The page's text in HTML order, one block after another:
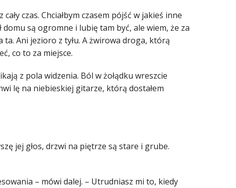
czas. Chciałbym czasem pójść w jakieś inne
są ogromne i lubię tam być, ale wiem, że za
Ani jezioro z tyłu. A żwirowa droga, którą
co to za miejsce.
z pola widzenia. Ból w żołądku wreszcie
lę na niebieskiej gitarze, którą dostałem
jej głos, drzwi na piętrze są stare i grube.
– mówi dalej. – Utrudniasz mi to, kiedy